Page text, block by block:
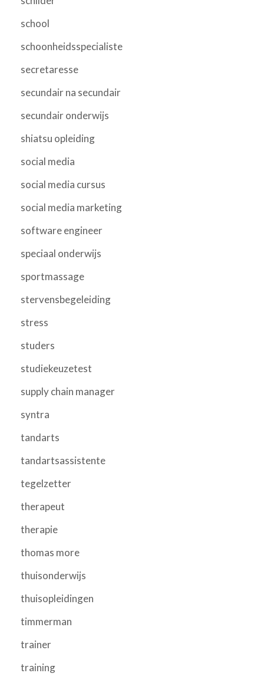
school
schoonheidsspecialiste
secretaresse
secundair na secundair
secundair onderwijs
shiatsu opleiding
social media
social media cursus
social media marketing
software engineer
speciaal onderwijs
sportmassage
stervensbegeleiding
stress
studers
studiekeuzetest
supply chain manager
syntra
tandarts
tandartsassistente
tegelzetter
therapeut
therapie
thomas more
thuisonderwijs
thuisopleidingen
timmerman
trainer
training